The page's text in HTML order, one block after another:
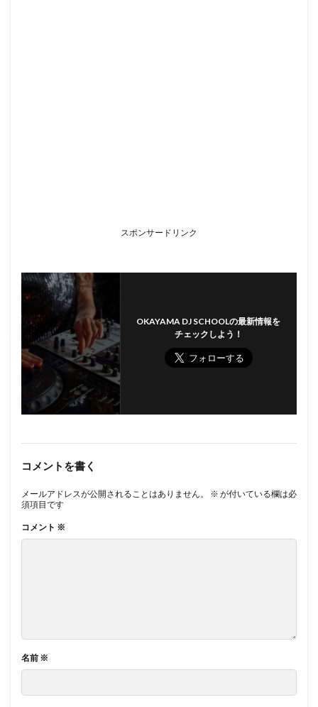
スポンサードリンク
OKAYAMA DJ SCHOOLの最新情報を
チェックしよう！
コメントを書く
メールアドレスが公開されることはありません。 ※ が付いている欄は必
須項目です
コメント ※
名前 ※